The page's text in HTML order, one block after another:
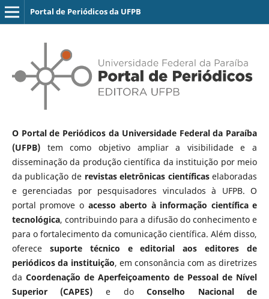
Portal de Periódicos da UFPB
O Portal de Periódicos da Universidade Federal da Paraíba
(UFPB)tem como objetivo ampliar a visibilidade e a
disseminação da produção científica da instituição por meio
da publicação de revistas eletrônicas científicaselaboradas
e gerenciadas por pesquisadores vinculados à UFPB. O
portal promove o acesso aberto à informação científica e
tecnológica, contribuindo para a difusão do conhecimento e
para o fortalecimento da comunicação científica. Além disso,
oferece suporte técnico e editorial aos editores de
periódicos da instituição, em consonância com as diretrizes
da Coordenação de Aperfeiçoamento de Pessoal de Nível
Superior (CAPES) e doConselho Nacional de